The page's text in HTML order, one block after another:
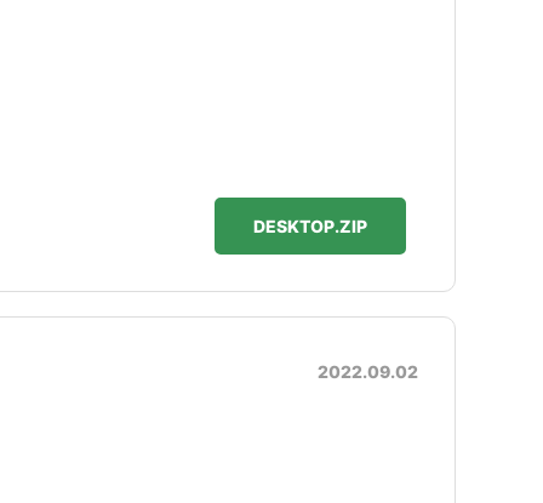
DESKTOP.ZIP
2022.09.02